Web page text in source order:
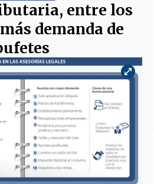
entre los
demanda de